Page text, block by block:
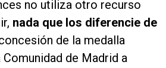
no utiliza otro recurso
nada que los diferencie de
de la medalla
de Madrid a